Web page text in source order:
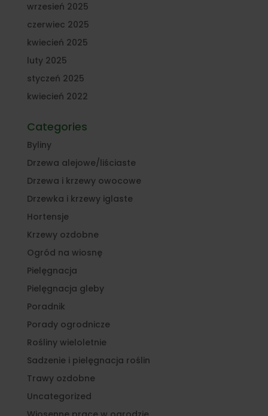
wrzesień 2025
czerwiec 2025
kwiecień 2025
luty 2025
styczeń 2025
kwiecień 2022
Categories
Byliny
Drzewa alejowe/liściaste
Drzewa i krzewy owocowe
Drzewka i krzewy iglaste
Hortensje
Krzewy ozdobne
Ogród na wiosnę
Pielęgnacja
Pielęgnacja gleby
Poradnik
Porady ogrodnicze
Rośliny wieloletnie
Sadzenie i pielęgnacja roślin
Trawy ozdobne
Uncategorized